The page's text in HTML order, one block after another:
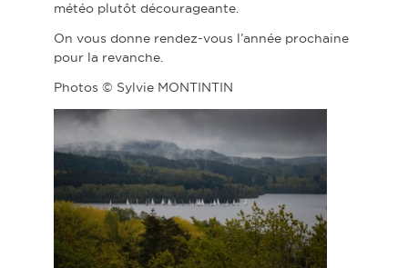
météo plutôt décourageante.
On vous donne rendez-vous l’année prochaine
pour la revanche.
Photos © Sylvie MONTINTIN